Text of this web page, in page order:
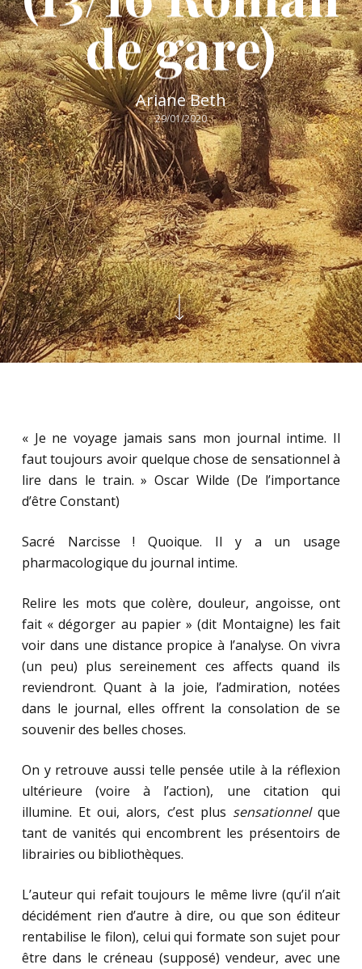
de gare)
Ariane Beth
29/01/2020
« Je ne voyage jamais sans mon journal intime. Il
faut toujours avoir quelque chose de sensationnel à
lire dans le train. » Oscar Wilde (De l’importance
d’être Constant)
Sacré Narcisse ! Quoique. Il y a un usage
pharmacologique du journal intime.
Relire les mots que colère, douleur, angoisse, ont
fait « dégorger au papier » (dit Montaigne) les fait
voir dans une distance propice à l’analyse. On vivra
(un peu) plus sereinement ces affects quand ils
reviendront. Quant à la joie, l’admiration, notées
dans le journal, elles offrent la consolation de se
souvenir des belles choses.
On y retrouve aussi telle pensée utile à la réflexion
ultérieure (voire à l’action), une citation qui
illumine. Et oui, alors, c’est plus sensationnelque
tant de vanités qui encombrent les présentoirs de
librairies ou bibliothèques.
L’auteur qui refait toujours le même livre (qu’il n’ait
décidément rien d’autre à dire, ou que son éditeur
rentabilise le filon), celui qui formate son sujet pour
être dans le créneau (supposé) vendeur, avec une